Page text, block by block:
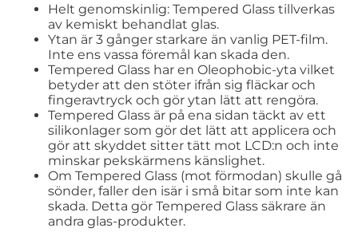
Helt genomskinlig: Tempered Glass tillverkas
av kemiskt behandlat glas.
Ytan är 3 gånger starkare än vanlig PET-film.
Inte ens vassa föremål kan skada den.
Tempered Glass har en Oleophobic-yta vilket
betyder att den stöter ifrån sig fläckar och
fingeravtryck och gör ytan lätt att rengöra.
Tempered Glass är på ena sidan täckt av ett
silikonlager som gör det lätt att applicera och
gör att skyddet sitter tätt mot LCD:n och inte
minskar pekskärmens känslighet.
Om Tempered Glass (mot förmodan) skulle gå
sönder, faller den isär i små bitar som inte kan
skada. Detta gör Tempered Glass säkrare än
andra glas-produkter.